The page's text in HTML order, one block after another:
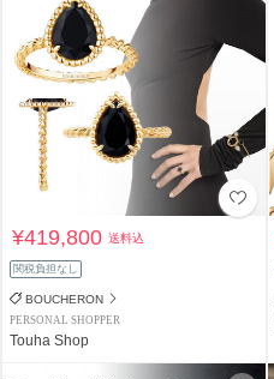
¥419,800送料込
関税負担なし
BOUCHERON
PERSONAL SHOPPER
Touha Shop